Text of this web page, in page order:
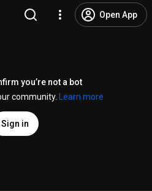
Open App
you’re not a bot
community.
Learn more
Sign in